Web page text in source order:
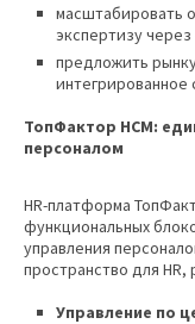
масштабировать
экспертизу
предложить
интегрированное
ТопФактор HCM:
персоналом
HR-платформа
функциональных
управления
пространство для
Управление по